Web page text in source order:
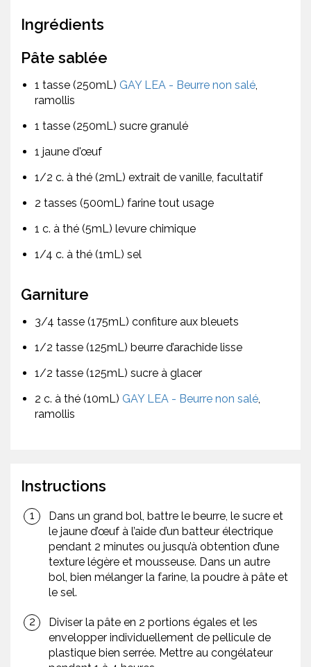
Ingrédients
Pâte sablée
1 tasse (250mL) GAY LEA - Beurre non salé,
ramollis
1 tasse (250mL) sucre granulé
1 jaune d'œuf
1/2 c. à thé (2mL) extrait de vanille, facultatif
2 tasses (500mL) farine tout usage
1 c. à thé (5mL) levure chimique
1/4 c. à thé (1mL) sel
Garniture
3/4 tasse (175mL) confiture aux bleuets
1/2 tasse (125mL) beurre d’arachide lisse
1/2 tasse (125mL) sucre à glacer
2 c. à thé (10mL) GAY LEA - Beurre non salé,
ramollis
Instructions
Dans un grand bol, battre le beurre, le sucre et
le jaune d’œuf à l’aide d’un batteur électrique
pendant 2 minutes ou jusqu’à obtention d’une
texture légère et mousseuse. Dans un autre
bol, bien mélanger la farine, la poudre à pâte et
le sel.
Diviser la pâte en 2 portions égales et les
envelopper individuellement de pellicule de
plastique bien serrée. Mettre au congélateur